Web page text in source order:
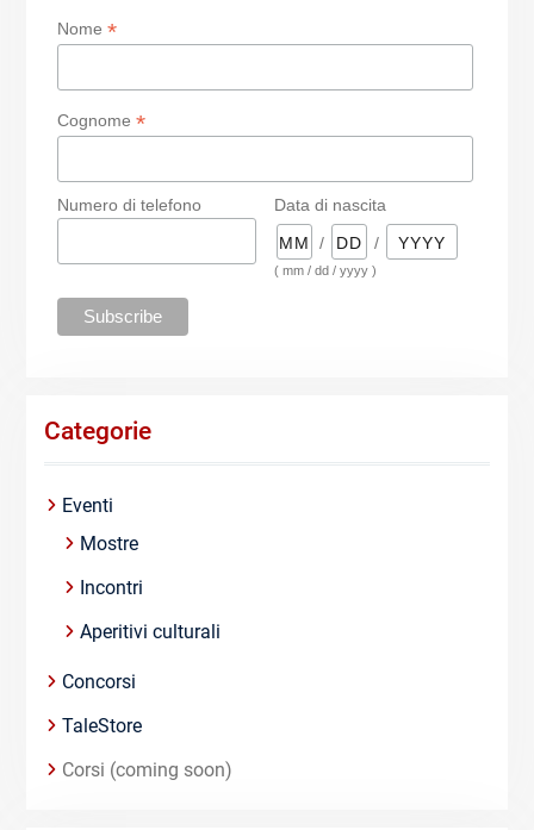
Nome *
Cognome *
Numero di telefono
Data di nascita
/
/
( mm / dd / yyyy )
Categorie
Eventi
Mostre
Incontri
Aperitivi culturali
Concorsi
TaleStore
Corsi (coming soon)